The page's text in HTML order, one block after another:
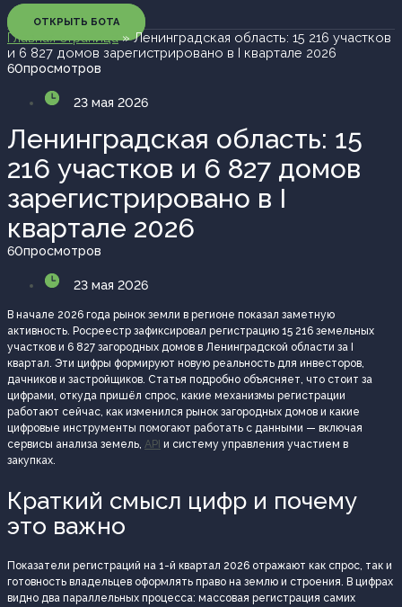
ОТКРЫТЬ БОТА
Главная страница»Ленинградская область: 15 216 участков
и 6 827 домов зарегистрировано в I квартале 2026
просмотров
60
23 мая 2026
Ленинградская область: 15
216 участков и 6 827 домов
зарегистрировано в I
квартале 2026
просмотров
60
23 мая 2026
В начале 2026 года рынок земли в регионе показал заметную
активность. Росреестр зафиксировал регистрацию 15 216 земельных
участков и 6 827 загородных домов в Ленинградской области за I
квартал. Эти цифры формируют новую реальность для инвесторов,
дачников и застройщиков. Статья подробно объясняет, что стоит за
цифрами, откуда пришёл спрос, какие механизмы регистрации
работают сейчас, как изменился рынок загородных домов и какие
цифровые инструменты помогают работать с данными — включая
сервисы анализа земель, API и систему управления участием в
закупках.
Краткий смысл цифр и почему
это важно
Показатели регистраций на 1-й квартал 2026 отражают как спрос, так и
готовность владельцев оформлять право на землю и строения. В цифрах
видно два параллельных процесса: массовая регистрация самих